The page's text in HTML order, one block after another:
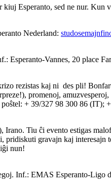
Esperanto, sed ne nur. Kun
Nederland:
Esperanto-Vannes, 20 place
rezistas kaj ni ­ des pli!
promenoj,
+ 39/327 98 300 86 (IT);
Tiu ĉi evento estigas
gravajn kaj
nun!
Inf.: EMAS Esperanto-Ligo